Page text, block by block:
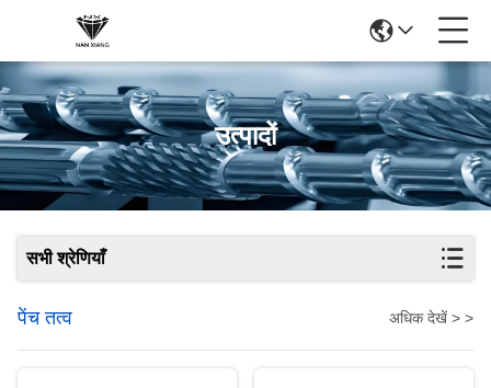
उत्पादों
सभी श्रेणियाँ
पेंच तत्व अधिक देखें > >